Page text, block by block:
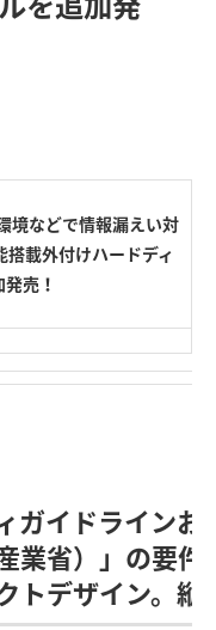
境などで情報漏えい対
載外付けハードディ
売！
ガイドライン
業省）」の要件
トデザイン。